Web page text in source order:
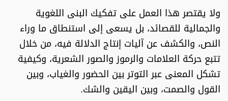
ولا يقتصر هذا العمل على تفكيك البنى اللغوية
والجمالية للقصائد، بل يسعى إلى استنطاق ما وراء
النص، والكشف عن آليات إنتاج الدلالة فيه، من خلال
تتبع حركة العلامات والرموز والصور الشعرية، وكيفية
تشكل المعنى عبر التوتر بين الحضور والغياب، وبين
القول والصمت، وبين اليقين والشك.